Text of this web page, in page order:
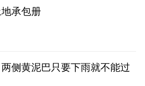
承包册
侧黄泥巴只要下雨就不能过